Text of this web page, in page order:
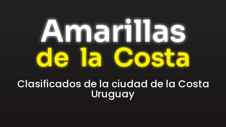
Amarillas
de la Costa
Clasificados de la ciudad de la Costa
Uruguay